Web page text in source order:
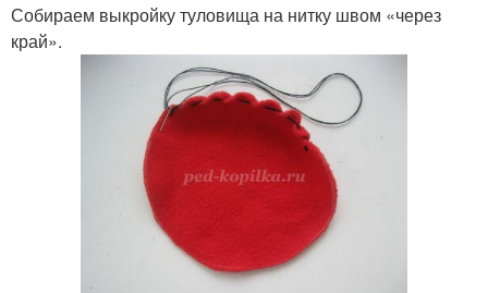
Собираем выкройку туловища на нитку швом «через
край».